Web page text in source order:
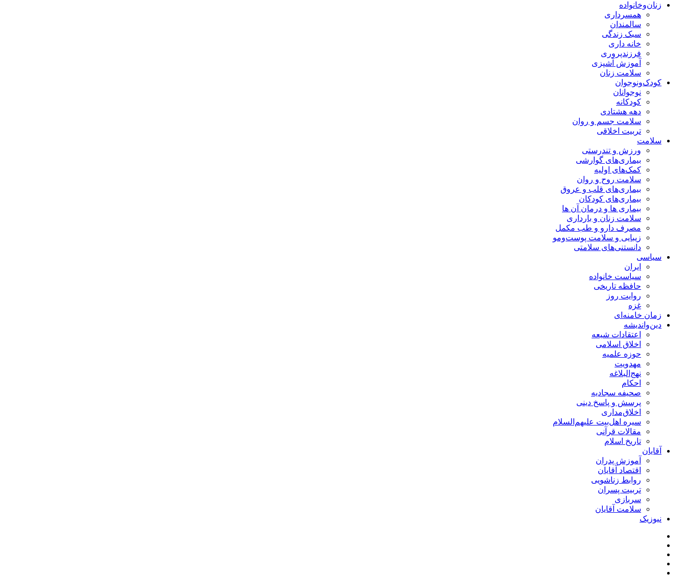
زنان‌وخانواده
همسرداری
سالمندان
سبک زندگی
خانه داری
فرزندپروری
آموزش آشپزی
سلامت زنان
کودک‌ونوجوان
نوجوانان
کودکانه
دهه هشتادی
سلامت جسم و روان
تربیت اخلاقی
سلامت
ورزش و تندرستی
بیماری‌های گوارشی
کمک‌های اولیه
سلامت روح و روان
بیماری‌های قلب و عروق
بیماری‌های کودکان
بیماری ها و درمان آن ها
سلامت زنان و بارداری
مصرف دارو و طب مکمل
زیبایی و سلامت پوست‌ومو
دانستنی‌های سلامتی
سیاسی
ایران
سیاست خانواده
حافظه تاریخی
روایت روز
غزه
زمان خامنه‌ای
دین‌واندیشه
اعتقادات شیعه
اخلاق اسلامی
حوزه علمیه
مهدویت
نهج‌البلاغه
احکام
صحیفه سجادیه
پرسش و پاسخ دینی
اخلاق‌مداری
سیره اهل‌بیت علیهم‌السلام
مقالات قرآنی
تاریخ اسلام
آقایان
آموزش پدران
اقتصاد آقایان
روابط زناشویی
تربیت پسران
سربازی
سلامت آقایان
نیوزیک